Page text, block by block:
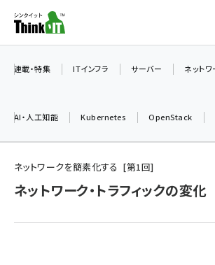
ン
ツ
加藤銘のチーム貢献～仲間と築いた
連載・特集 ITインフラ サーバー ネット
AI・人工知能 Kubernetes OpenStack
ネットワークを簡素化する 第1回
ネットワーク・トラフィックの変化